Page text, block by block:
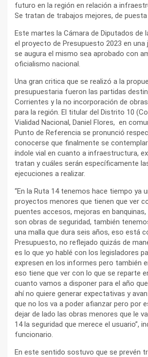
futuro en la región en relación a
Se tratan de trabajos mejores, de
Este martes la Cámara de Diputados de
el proyecto de Presupuesto 2023 en una
se augura el mismo sea aprobado con
oficialismo nacional.
Una gran critica que se realizó a la
presupuestaria fueron las partidas
Corrientes y la no incorporación de
para la región. El titular del Distrito 10
Vialidad Nacional, Daniel Flores, en
Punto de Referencia se pronunció
conocerse que finalmente se
índole vial en cuanto a infraestructura,
tratan y cuáles serán específicamente
ejecuciones a realizar.
“En la Ruta 14 tenemos hace tiempo ya
proyectos menores que tienen que ver
puentes accesos, mejoras en
son obras de seguridad, también
una malla que dura seis años, eso está
Presupuesto, no reflejado quizás de
es lo que yo hablé con los legisladores
expresen en los informes pero también
eso tiene que ver con lo que se reparte
cuanto vamos a disponer para el año
ahí no quiere generar expectativas y
que no los va a poder afianzar pero por
dejar de lado las obras menores que le
14 la seguridad que merece el usuario”,
funcionario.
En este sentido sostuvo que se prevén